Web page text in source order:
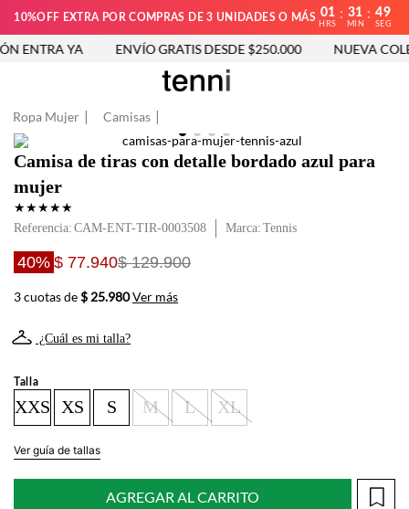
10%OFF EXTRA POR COMPRAS DE 3 UNIDADES O MÁS 01
HRS
: 31
MIN
: 49
SEG
ENTRA YA ENVÍO GRATIS DESDE $250.000 NUEVA
Ropa Mujer Camisas
Camisa de tiras con detalle bordado azul para
mujer
★★★★★
Referencia: CAM-ENT-TIR-0003508 Tennis
40% $ 77.940$ 129.900
3 cuotas de$ 25.980Ver más
¿Cuál es mi talla?
Talla
XXS XS S M L XL
Ver guía de tallas
AGREGAR AL CARRITO